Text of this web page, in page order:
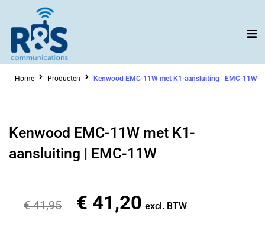
inhoud
Home Producten Kenwood EMC-11W met K1-aansluiting | EMC-11W
Kenwood EMC-11W met K1-
aansluiting | EMC-11W
€41,95
Oorspronkelijke
€ 41,20 Huidige
excl. BTW